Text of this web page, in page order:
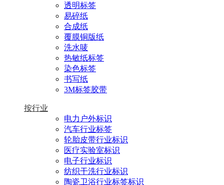
透明标签
易碎纸
合成纸
覆膜铜版纸
洗水唛
热敏纸标签
染色标签
书写纸
3M标签胶带
按行业
电力户外标识
汽车行业标签
轮胎皮带行业标识
医疗实验室标识
电子行业标识
纺织干洗行业标识
陶瓷卫浴行业标签标识